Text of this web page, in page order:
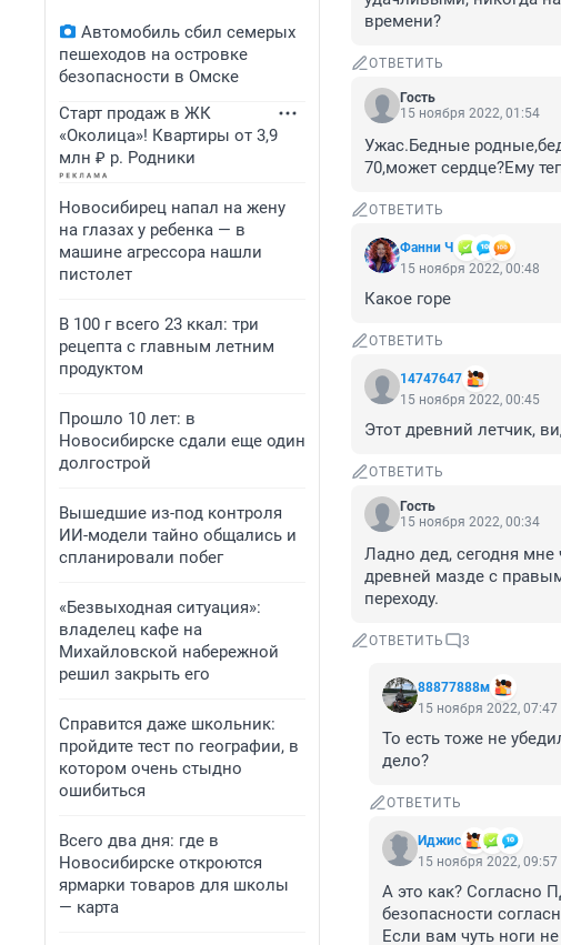
Автомобиль сбил семерых
пешеходов на островке
безопасности в Омске
Старт продаж в ЖК
«Околица»! Квартиры от 3,9
млн ₽ р. Родники
Новосибирец напал на жену
на глазах у ребенка — в
машине агрессора нашли
пистолет
В 100 г всего 23 ккал: три
рецепта с главным летним
продуктом
Прошло 10 лет: в
Новосибирске сдали еще один
долгострой
Вышедшие из-под контроля
ИИ-модели тайно общались и
спланировали побег
«Безвыходная ситуация»:
владелец кафе на
Михайловской набережной
решил закрыть его
Справится даже школьник:
пройдите тест по географии, в
котором очень стыдно
ошибиться
Всего два дня: где в
Новосибирске откроются
ярмарки товаров для школы
— карта
времени?
ОТВЕТИТЬ
Гость
15 ноября 2022, 01:54
Ужас.Бедные
70,может сердце?Ему
ОТВЕТИТЬ
Фанни Ч
15 ноября 2022, 00:48
Какое горе
ОТВЕТИТЬ
14747647
15 ноября 2022, 00:45
Этот древний летчик,
ОТВЕТИТЬ
Гость
15 ноября 2022, 00:34
Ладно дед, сегодня
древней мазде с
переходу.
ОТВЕТИТЬ 3
88877888м
15 ноября 2022, 07:47
То есть тоже не
дело?
ОТВЕТИТЬ
Иджис
15 ноября 2022, 09:57
А это как? Согласно
безопасности
Если вам чуть ноги